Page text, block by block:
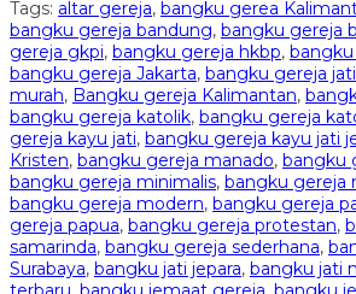
Tags: altar gereja, bangku gerea
bangku gereja bandung, bangku gereja
gereja gkpi, bangku gereja hkbp,
bangku gereja Jakarta, bangku gereja jati
murah, Bangku gereja Kalimantan,
bangku gereja katolik, bangku gereja
gereja kayu jati, bangku gereja kayu jati
Kristen, bangku gereja manado, bangku
bangku gereja minimalis, bangku gereja
bangku gereja modern, bangku gereja
gereja papua, bangku gereja protestan,
samarinda, bangku gereja sederhana,
Surabaya, bangku jati jepara, bangku jati